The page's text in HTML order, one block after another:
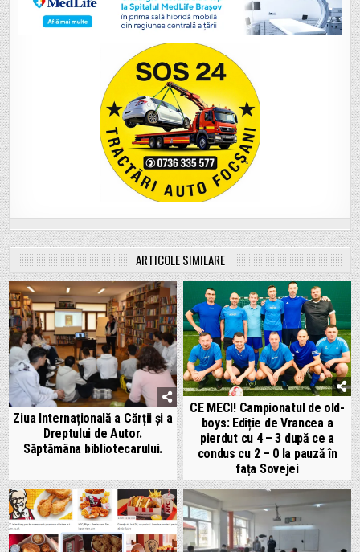
ARTICOLE SIMILARE
Ziua Internațională a Cărții și a
Dreptului de Autor.
Săptămâna bibliotecarului.
CE MECI! Campionatul de old-
boys: Ediție de Vrancea a
pierdut cu 4 – 3 după ce a
condus cu 2 – 0 la pauză în
fața Sovejei